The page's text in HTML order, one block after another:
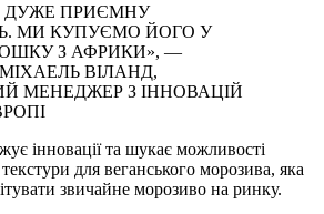
ДУЖЕ ПРИЄМНУ
МИ КУПУЄМО ЙОГО У
З АФРИКИ», —
ВІЛАНД,
МЕНЕДЖЕР З ІННОВАЦІЙ
інновації та шукає можливості
для веганського морозива, яка
звичайне морозиво на ринку.